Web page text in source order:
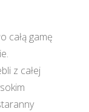
całą gamę
z całej